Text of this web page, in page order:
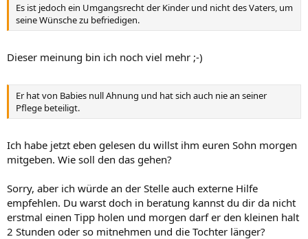
Es ist jedoch ein Umgangsrecht der Kinder und nicht des Vaters, um
seine Wünsche zu befriedigen.
Dieser meinung bin ich noch viel mehr ;-)
Er hat von Babies null Ahnung und hat sich auch nie an seiner
Pflege beteiligt.
Ich habe jetzt eben gelesen du willst ihm euren Sohn morgen
mitgeben. Wie soll den das gehen?
Sorry, aber ich würde an der Stelle auch externe Hilfe
empfehlen. Du warst doch in beratung kannst du dir da nicht
erstmal einen Tipp holen und morgen darf er den kleinen halt
2 Stunden oder so mitnehmen und die Tochter länger?